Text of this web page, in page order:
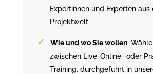
Expertinnen und Experten aus
Projektwelt.
Wie und wo Sie wollen:
zwischen Live-Online- oder
Training, durchgeführt in